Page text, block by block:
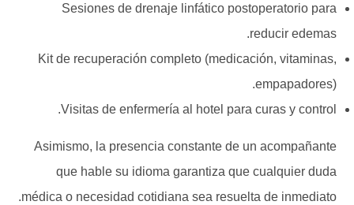
Sesiones de drenaje linfático postoperatorio para
reducir edemas.
Kit de recuperación completo (medicación, vitaminas,
empapadores).
Visitas de enfermería al hotel para curas y control.
Asimismo, la presencia constante de un acompañante
que hable su idioma garantiza que cualquier duda
médica o necesidad cotidiana sea resuelta de inmediato.